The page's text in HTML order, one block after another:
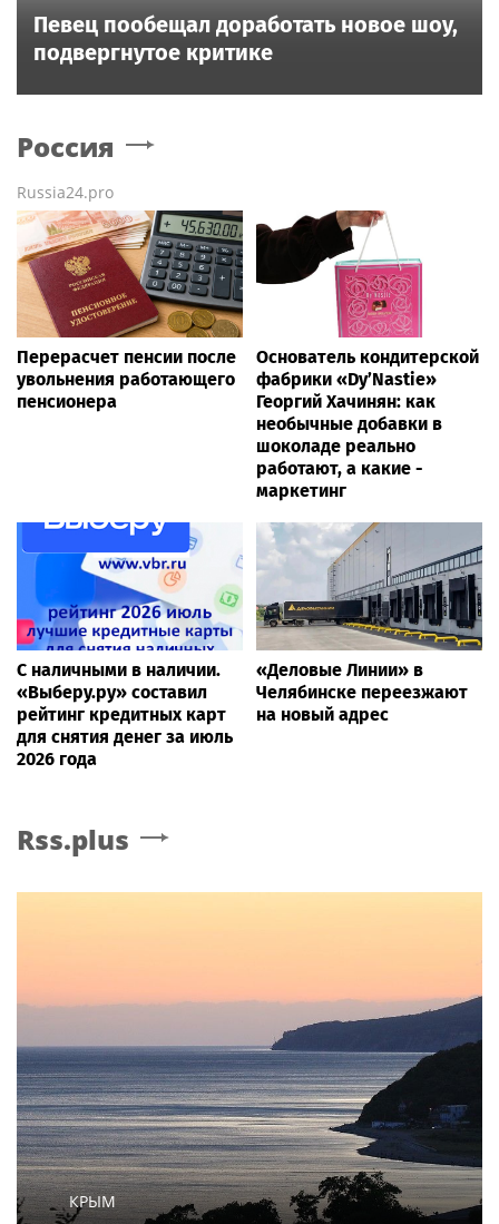
Певец пообещал доработать новое шоу,
подвергнутое критике
Россия
Russia24.pro
Перерасчет пенсии после
увольнения работающего
пенсионера
Основатель кондитерской
фабрики «Dy’Nastie»
Георгий Хачинян: как
необычные добавки в
шоколаде реально
работают, а какие -
маркетинг
С наличными в наличии.
«Выберу.ру» составил
рейтинг кредитных карт
для снятия денег за июль
2026 года
«Деловые Линии» в
Челябинске переезжают
на новый адрес
Rss.plus
КРЫМ